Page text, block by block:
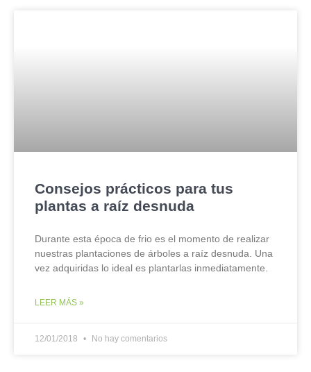
Consejos prácticos para tus
plantas a raíz desnuda
Durante esta época de frio es el momento de realizar
nuestras plantaciones de árboles a raíz desnuda. Una
vez adquiridas lo ideal es plantarlas inmediatamente.
LEER MÁS »
12/01/2018 No hay comentarios